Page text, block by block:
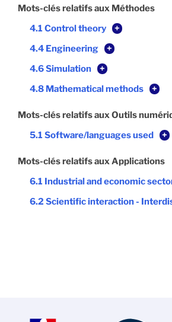
Mots-clés relatifs aux Méthodes
4.1 Control theory
+
4.4 Engineering
+
4.6 Simulation
+
4.8 Mathematical methods
+
Mots-clés relatifs aux Outils
5.1 Software/languages used
+
Mots-clés relatifs aux Applications
6.1 Industrial and economic
6.2 Scientific interaction -